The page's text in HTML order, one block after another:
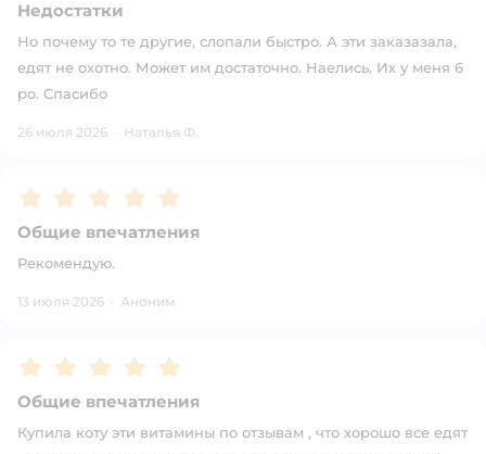
Недостатки
Но почему то те другие, слопали быстро. А эти заказазала,
едят не охотно. Может им достаточно. Наелись. Их у меня 6
ро. Спасибо
26 июля 2026 · Наталья Ф.
Рейтинг:5
Общие впечатления
Рекомендую.
13 июля 2026 · Аноним
Рейтинг:5
Общие впечатления
Купила коту эти витамины по отзывам , что хорошо все едят